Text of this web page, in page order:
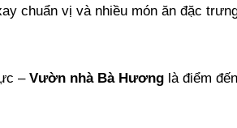
chuẩn vị và nhiều món ăn đặc
– Vườn nhà Bà Hương là điểm